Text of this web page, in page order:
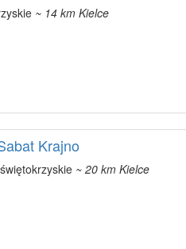
~ 14 km Kielce
Krajno
~ 20 km Kielce